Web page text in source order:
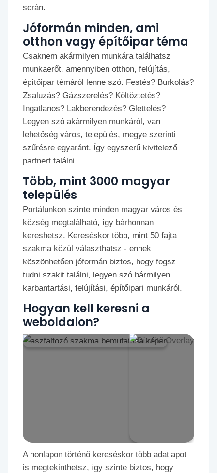
során.
Jóformán minden, ami
otthon vagy építőipar téma
Csaknem akármilyen munkára találhatsz
munkaerőt, amennyiben otthon, felújítás,
építőipar témáról lenne szó. Festés? Burkolás?
Zsaluzás? Gázszerelés? Költöztetés?
Ingatlanos? Lakberendezés? Glettelés?
Legyen szó akármilyen munkáról, van
lehetőség város, település, megye szerinti
szűrésre egyaránt. Így egyszerű kivitelező
partnert találni.
Több, mint 3000 magyar
település
Portálunkon szinte minden magyar város és
község megtalálható, így bárhonnan
kereshetsz. Kereséskor több, mint 50 fajta
szakma közül választhatsz - ennek
köszönhetően jóformán biztos, hogy fogsz
tudni szakit találni, legyen szó bármilyen
karbantartási, felújítási, építőipari munkáról.
Hogyan kell keresni a
weboldalon?
A honlapon történő kereséskor több adatlapot
is megtekinthetsz, így szinte biztos, hogy